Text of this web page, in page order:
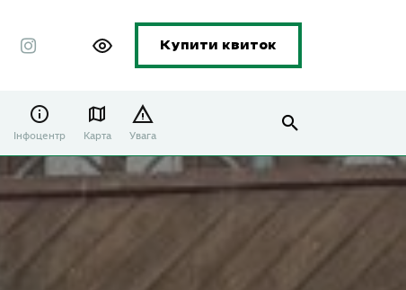
Купити квиток
Інфоцентр Карта Увага